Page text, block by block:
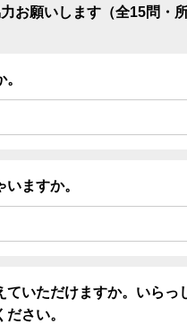
お願いします（全15問・
ますか。
ていただけますか。いらっ
ださい。